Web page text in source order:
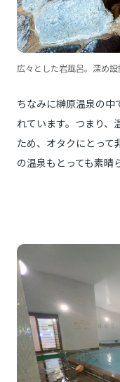
広々とした岩風呂。深め
ちなみに榊原温泉の中
れています。つまり、
ため、オタクにとって
の温泉もとっても素晴